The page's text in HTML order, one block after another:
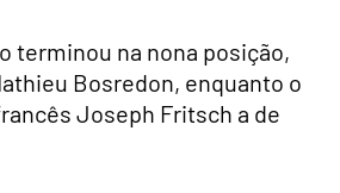
terminou na nona posição,
Bosredon, enquanto o
Joseph Fritsch a de